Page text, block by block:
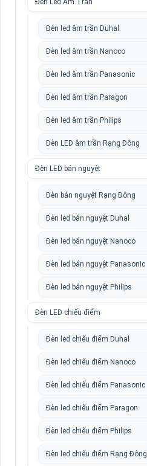
Đèn Led Âm Trần
Đèn led âm trần Duhal
Đèn led âm trần Nanoco
Đèn led âm trần Panasonic
Đèn led âm trần Paragon
Đèn led âm trần Philips
Đèn LED âm trần Rạng Đông
Đèn LED bán nguyệt
Đèn bán nguyệt Rạng Đông
Đèn led bán nguyệt Duhal
Đèn led bán nguyệt Nanoco
Đèn led bán nguyệt Panasonic
Đèn led bán nguyệt Philips
Đèn LED chiếu điểm
Đèn led chiếu điểm Duhal
Đèn led chiếu điểm Nanoco
Đèn led chiếu điểm Panasonic
Đèn led chiếu điểm Paragon
Đèn led chiếu điểm Philips
Đèn led chiếu điểm Rạng Đông